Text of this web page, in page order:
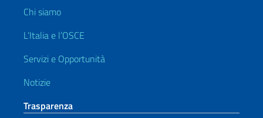
Chi siamo
L’Italia e l’OSCE
Servizi e Opportunità
Notizie
Trasparenza